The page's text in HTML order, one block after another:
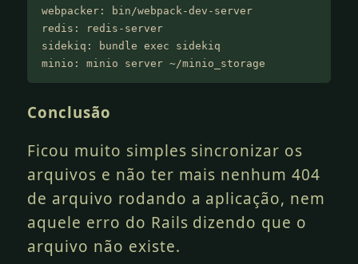
webpacker: bin/webpack-dev-server
redis: redis-server
sidekiq: bundle exec sidekiq
minio: minio server ~/minio_storage
Conclusão
Ficou muito simples sincronizar os
arquivos e não ter mais nenhum 404
de arquivo rodando a aplicação, nem
aquele erro do Rails dizendo que o
arquivo não existe.